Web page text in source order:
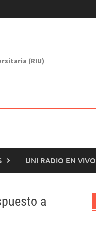
(RIU)
UNI RADIO EN VIVO
a